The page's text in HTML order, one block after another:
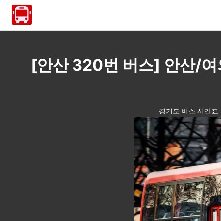
[안산 320번 버스] 안산/여
경기도 버스 시간표